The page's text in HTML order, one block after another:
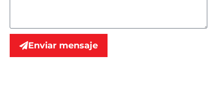
Enviar mensaje